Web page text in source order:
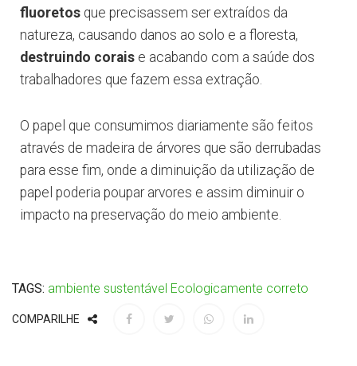
fluoretos que precisassem ser extraídos da
natureza, causando danos ao solo e a floresta,
destruindo corais e acabando com a saúde dos
trabalhadores que fazem essa extração.
O papel que consumimos diariamente são feitos
através de madeira de árvores que são derrubadas
para esse fim, onde a diminuição da utilização de
papel poderia poupar arvores e assim diminuir o
impacto na preservação do meio ambiente.
TAGS: ambiente sustentável Ecologicamente correto
COMPARILHE